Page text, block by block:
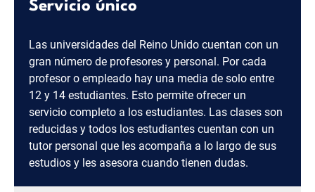
Servicio único
Las universidades del Reino Unido cuentan con un
gran número de profesores y personal. Por cada
profesor o empleado hay una media de solo entre
12 y 14 estudiantes. Esto permite ofrecer un
servicio completo a los estudiantes. Las clases son
reducidas y todos los estudiantes cuentan con un
tutor personal que les acompaña a lo largo de sus
estudios y les asesora cuando tienen dudas.